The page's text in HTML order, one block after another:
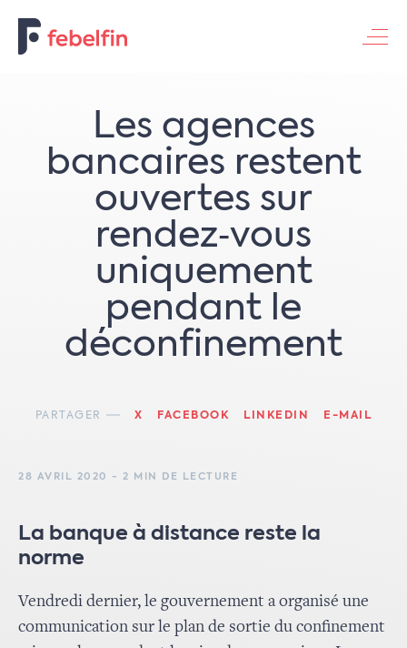
Les agences
bancaires restent
ouvertes sur
rendez‑vous
uniquement
pendant le
déconfinement
PARTAGER X FACEBOOK LINKEDIN E-MAIL
28 AVRIL 2020 - 2 MIN DE LECTURE
La banque à distance reste la
norme
Vendredi dernier, le gouvernement a organisé une
communication sur le plan de sortie du confinement